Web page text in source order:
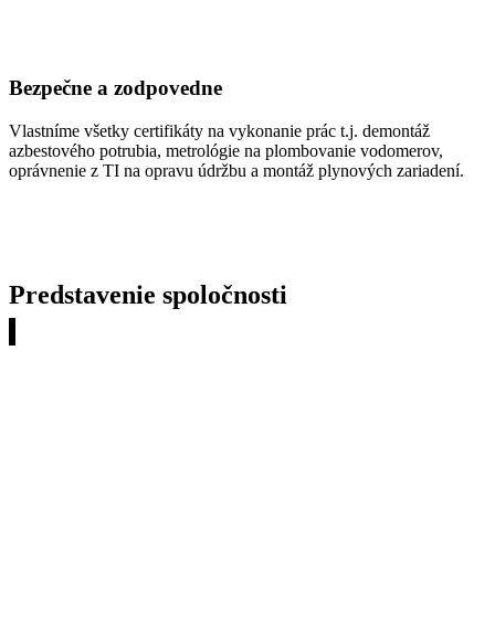
Bezpečne a zodpovedne
Vlastníme všetky certifikáty na vykonanie prác t.j. demontáž
azbestového potrubia, metrológie na plombovanie vodomerov,
oprávnenie z TI na opravu údržbu a montáž plynových zariadení.
Predstavenie spoločnosti